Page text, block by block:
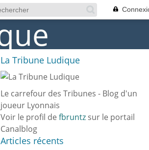
La Tribune Ludique
Le carrefour des Tribunes - Blog d'un
joueur Lyonnais
Voir le profil de fbruntz sur le portail
Canalblog
Articles récents